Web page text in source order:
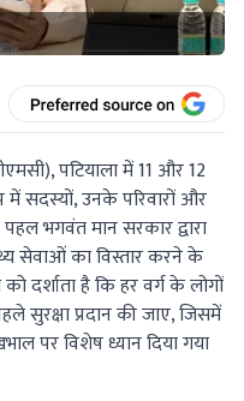
पटियाला में 11 और 12
सदस्यों, उनके परिवारों और
भगवंत मान सरकार द्वारा
सेवाओं का विस्तार करने के
दर्शाता है कि हर वर्ग के लोगों
सुरक्षा प्रदान की जाए, जिसमें
पर विशेष ध्यान दिया गया